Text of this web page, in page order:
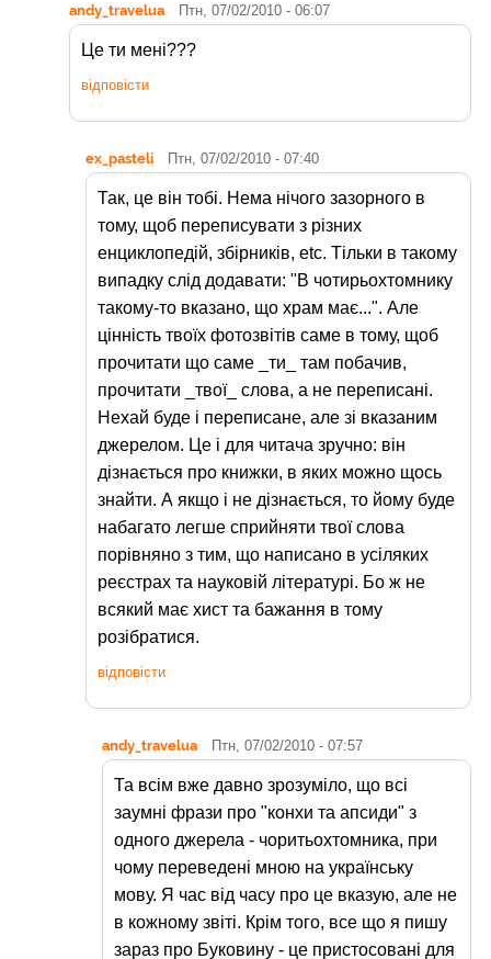
andy_travelua Птн, 07/02/2010 - 06:07
Це ти мені???
відповісти
ex_pasteli Птн, 07/02/2010 - 07:40
Так, це він тобі. Нема нічого зазорного в
тому, щоб переписувати з різних
енциклопедій, збірників, etc. Тільки в такому
випадку слід додавати: "В чотирьохтомнику
такому-то вказано, що храм має...". Але
цінність твоїх фотозвітів саме в тому, щоб
прочитати що саме _ти_ там побачив,
прочитати _твої_ слова, а не переписані.
Нехай буде і переписане, але зі вказаним
джерелом. Це і для читача зручно: він
дізнається про книжки, в яких можно щось
знайти. А якщо і не дізнається, то йому буде
набагато легше сприйняти твої слова
порівняно з тим, що написано в усіляких
реєстрах та науковій літературі. Бо ж не
всякий має хист та бажання в тому
розібратися.
відповісти
andy_travelua Птн, 07/02/2010 - 07:57
Та всім вже давно зрозуміло, що всі
заумні фрази про "конхи та апсиди" з
одного джерела - чоритьохтомника, при
чому переведені мною на українську
мову. Я час від часу про це вказую, але не
в кожному звіті. Крім того, все що я пишу
зараз про Буковину - це пристосовані для